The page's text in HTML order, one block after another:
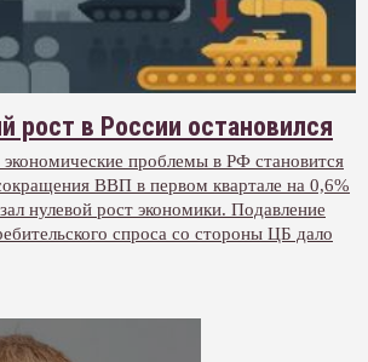
рост в России остановился
проблемы в РФ становится
ВВП в первом квартале на 0,6%
нулевой рост экономики. Подавление
спроса со стороны ЦБ дало